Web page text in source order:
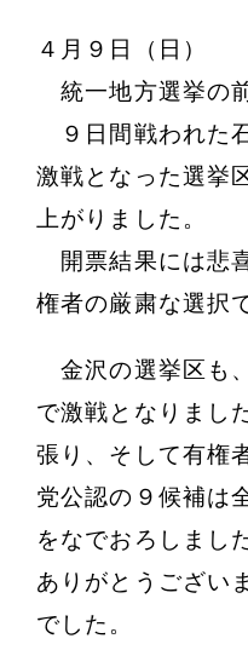
４月９日（日）
統一地方選挙の
９日間戦われた
激戦となった選挙
上がりました。
開票結果には悲
権者の厳粛な選択
金沢の選挙区も
で激戦となりまし
張り、そして有権
党公認の９候補は
をなでおろしまし
ありがとうござい
でした。